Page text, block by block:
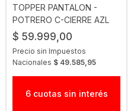
TOPPER PANTALON -
POTRERO C-CIERRE AZL
$ 59.999,00
Precio sin Impuestos
Nacionales $ 49.585,95
6 cuotas sin interés